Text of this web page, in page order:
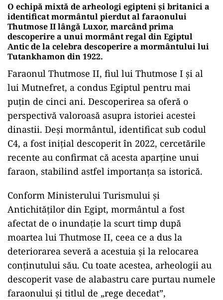
O echipă mixtă de arheologi egipteni și britanici a
identificat mormântul pierdut al faraonului
Thutmose II lângă Luxor, marcând prima
descoperire a unui mormânt regal din Egiptul
Antic de la celebra descoperire a mormântului lui
Tutankhamon din 1922.
Faraonul Thutmose II, fiul lui Thutmose I și al
lui Mutnefret, a condus Egiptul pentru mai
puțin de cinci ani. Descoperirea sa oferă o
perspectivă valoroasă asupra istoriei acestei
dinastii. Deși mormântul, identificat sub codul
C4, a fost inițial descoperit în 2022, cercetările
recente au confirmat că acesta aparține unui
faraon, stabilind astfel importanța sa istorică.
Conform Ministerului Turismului și
Antichităților din Egipt, mormântul a fost
afectat de o inundație la scurt timp după
moartea lui Thutmose II, ceea ce a dus la
deteriorarea severă a acestuia și la relocarea
conținutului său. Cu toate acestea, arheologii au
descoperit vase de alabastru care purtau numele
faraonului și titlul de „rege decedat”,